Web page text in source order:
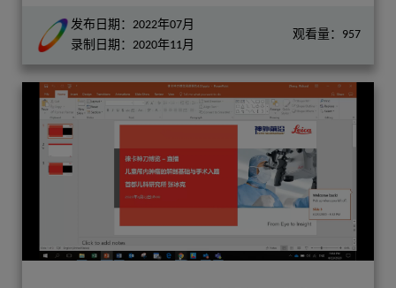
发布日期：2022年07月
录制日期：2020年11月
观看量：957